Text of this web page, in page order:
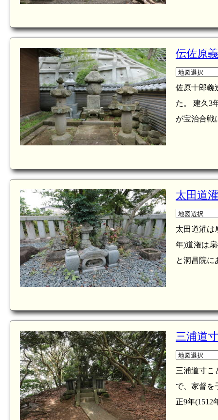
伝佐原
佐原十郎義
た。 建久3
が宝治合戦
太田道
太田道灌は
年)道潅は
と洞昌院に
三浦道
三浦道寸こ
で、家督を
正9年(1512